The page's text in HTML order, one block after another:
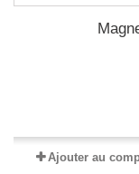
Ajouter au